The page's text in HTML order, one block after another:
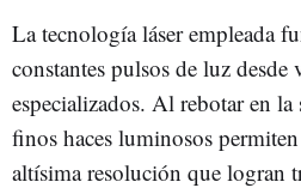
La tecnología láser empleada
constantes pulsos de luz desde
especializados. Al rebotar en la
finos haces luminosos
altísima resolución que logran